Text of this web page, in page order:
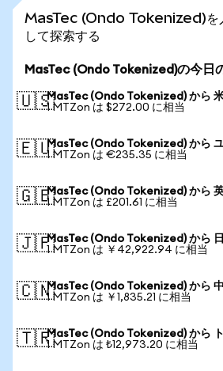
MasTec (Ondo Tokenized)を
して探索する
MasTec (Ondo Tokenized)の今日
🇺🇸MasTec (Ondo Tokenized) から
1 MTZon は $272.00 に相当
🇪🇺MasTec (Ondo Tokenized) から
1 MTZon は €235.35 に相当
🇬🇧MasTec (Ondo Tokenized) から
1 MTZon は £201.61 に相当
🇯🇵MasTec (Ondo Tokenized) から
1 MTZon は ￥42,922.94 に相当
🇨🇳MasTec (Ondo Tokenized) から
1 MTZon は ￥1,835.21 に相当
🇹🇷MasTec (Ondo Tokenized) から
1 MTZon は ₺12,973.20 に相当